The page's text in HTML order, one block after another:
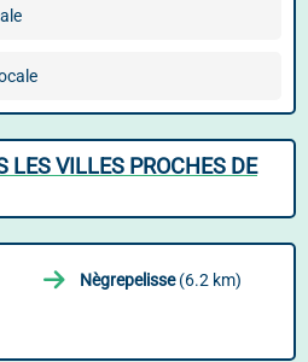
LES VILLES PROCHES DE
Nègrepelisse(6.2 km)